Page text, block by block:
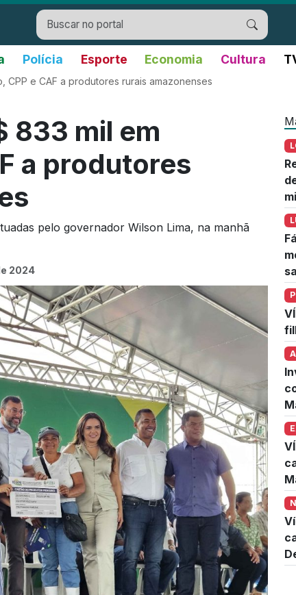
Polícia Esporte Economia Cultura
CPP e CAF a produtores rurais amazonenses
833 mil em
a produtores
pelo governador Wilson Lima, na manhã
2024